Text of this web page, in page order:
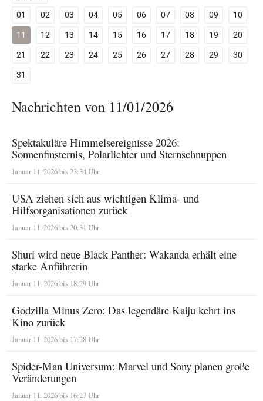
01
02 03 04 05 06 07 08 09
10
11
12 13 14 15 16 17 18 19
20
21
22 23 24 25 26 27 28 29
30
31
Nachrichten von 11/01/2026
Spektakuläre Himmelsereignisse 2026:
Sonnenfinsternis, Polarlichter und Sternschnuppen
Januar 11, 2026 bis 23:34 Uhr
USA ziehen sich aus wichtigen Klima- und
Hilfsorganisationen zurück
Januar 11, 2026 bis 20:31 Uhr
Shuri wird neue Black Panther: Wakanda erhält eine
starke Anführerin
Januar 11, 2026 bis 18:29 Uhr
Godzilla Minus Zero: Das legendäre Kaiju kehrt ins
Kino zurück
Januar 11, 2026 bis 17:28 Uhr
Spider-Man Universum: Marvel und Sony planen große
Veränderungen
Januar 11, 2026 bis 16:27 Uhr